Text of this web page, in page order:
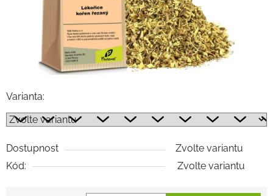
Varianta:
Dostupnost
Zvolte variantu
Kód:
Zvolte variantu